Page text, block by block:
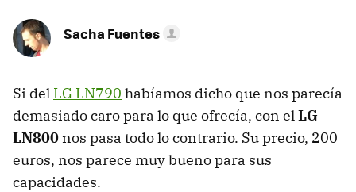
Sacha Fuentes
Si del LG LN790 habíamos dicho que nos parecía
demasiado caro para lo que ofrecía, con elLG
LN800 nos pasa todo lo contrario. Su precio, 200
euros, nos parece muy bueno para sus
capacidades.